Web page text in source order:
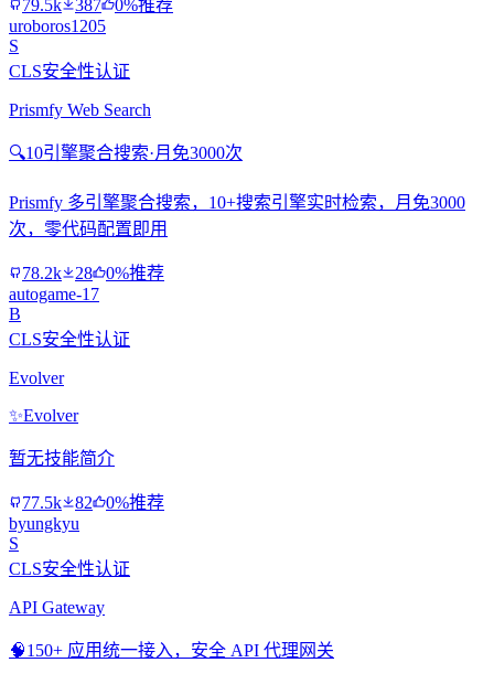
79.5k 387
0%推荐
uroboros1205
S
CLS安全性认证
Prismfy Web Search
🔍10引擎聚合搜索·月免3000次
Prismfy 多引擎聚合搜索，10+搜索引擎实时检索，月免3000
次，零代码配置即用
78.2k 28
0%推荐
autogame-17
B
CLS安全性认证
Evolver
✨Evolver
暂无技能简介
77.5k 82
0%推荐
byungkyu
S
CLS安全性认证
API Gateway
🧠150+ 应用统一接入，安全 API 代理网关